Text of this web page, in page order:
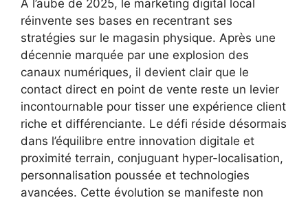
À l’aube de 2025, le marketing digital local
réinvente ses bases en recentrant ses
stratégies sur le magasin physique. Après une
décennie marquée par une explosion des
canaux numériques, il devient clair que le
contact direct en point de vente reste un levier
incontournable pour tisser une expérience client
riche et différenciante. Le défi réside désormais
dans l’équilibre entre innovation digitale et
proximité terrain, conjuguant hyper-localisation,
personnalisation poussée et technologies
avancées. Cette évolution se manifeste non